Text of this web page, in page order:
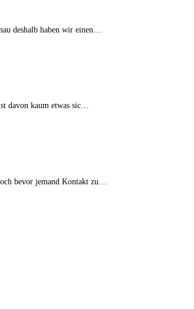
deshalb haben wir einen…
davon kaum etwas sic…
bevor jemand Kontakt zu…